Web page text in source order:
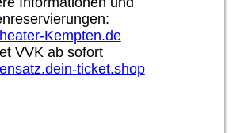
Kempten.de
VVK ab sofort
ticket.shop